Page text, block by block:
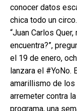
conocer datos
chica todo un circo.
“Juan Carlos
encuentra?”,
el 19 de enero,
lanzara el #YoNo.
amarillismo de
arremeter contra
programa, una